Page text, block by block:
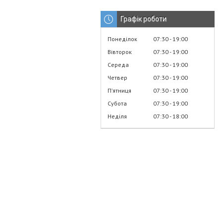
Графік роботи
Понеділок 07:30 19:00
Вівторок
07:30 19:00
Середа
07:30 19:00
Четвер
07:30 19:00
Пʼятниця
07:30 19:00
Субота
07:30 19:00
Неділя
07:30 18:00